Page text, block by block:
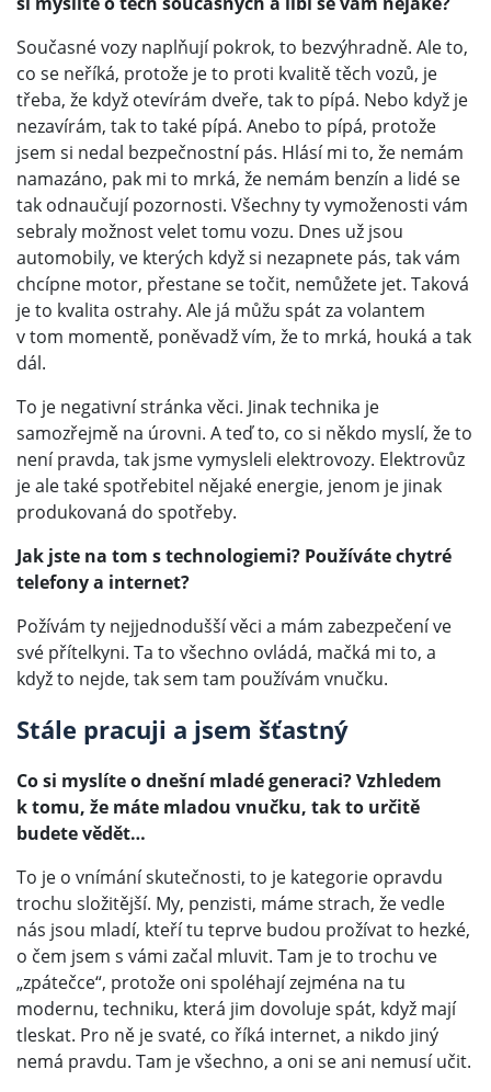
Současné vozy naplňují pokrok, to bezvýhradně. Ale to,
co se neříká, protože je to proti kvalitě těch vozů, je
třeba, že když otevírám dveře, tak to pípá. Nebo když je
nezavírám, tak to také pípá. Anebo to pípá, protože
jsem si nedal bezpečnostní pás. Hlásí mi to, že nemám
namazáno, pak mi to mrká, že nemám benzín a lidé se
tak odnaučují pozornosti. Všechny ty vymoženosti vám
sebraly možnost velet tomu vozu. Dnes už jsou
automobily, ve kterých když si nezapnete pás, tak vám
chcípne motor, přestane se točit, nemůžete jet. Taková
je to kvalita ostrahy. Ale já můžu spát za volantem
v tom momentě, poněvadž vím, že to mrká, houká a tak
dál.
To je negativní stránka věci. Jinak technika je
samozřejmě na úrovni. A teď to, co si někdo myslí, že to
není pravda, tak jsme vymysleli elektrovozy. Elektrovůz
je ale také spotřebitel nějaké energie, jenom je jinak
produkovaná do spotřeby.
Jak jste na tom s technologiemi? Používáte chytré
telefony a internet?
Požívám ty nejjednodušší věci a mám zabezpečení ve
své přítelkyni. Ta to všechno ovládá, mačká mi to, a
když to nejde, tak sem tam používám vnučku.
Stále pracuji a jsem šťastný
Co si myslíte o dnešní mladé generaci? Vzhledem
k tomu, že máte mladou vnučku, tak to určitě
budete vědět…
To je o vnímání skutečnosti, to je kategorie opravdu
trochu složitější. My, penzisti, máme strach, že vedle
nás jsou mladí, kteří tu teprve budou prožívat to hezké,
o čem jsem s vámi začal mluvit. Tam je to trochu ve
„zpátečce“, protože oni spoléhají zejména na tu
modernu, techniku, která jim dovoluje spát, když mají
tleskat. Pro ně je svaté, co říká internet, a nikdo jiný
nemá pravdu. Tam je všechno, a oni se ani nemusí učit.